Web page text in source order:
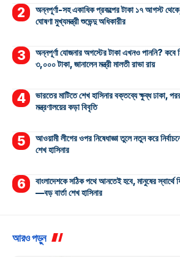
অন্নপূর্ণা-সহ একাধিক প্রকল্পের টাকা ১৭ আগস্ট
ঘোষণা মুখ্যমন্ত্রী শুভেন্দু অধিকারীর
অন্নপূর্ণা যোজনার অগস্টের টাকা এখনও পাননি? কবে
৩,০০০ টাকা, জানালেন মন্ত্রী মালতী রাভা রায়
ভারতের মাটিতে শেখ হাসিনার বক্তব্যে ক্ষুব্ধ ঢাকা,
মন্ত্রণালয়ের কড়া বিবৃতি
আওয়ামী লীগের ওপর নিষেধাজ্ঞা তুলে নতুন করে
শেখ হাসিনার
বাংলাদেশকে সঠিক পথে আনতেই হবে, মানুষের স্বার্থে
—বড় বার্তা শেখ হাসিনার
আরও পড়ুন